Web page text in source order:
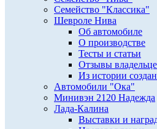
Семейство "Классика"
Шевроле Нива
Об автомобиле
О производстве
Тесты и статьи
Отзывы
Из истории
Автомобили "Ока"
Минивэн 2120 Надежда
Лада-Калина
Выставки и